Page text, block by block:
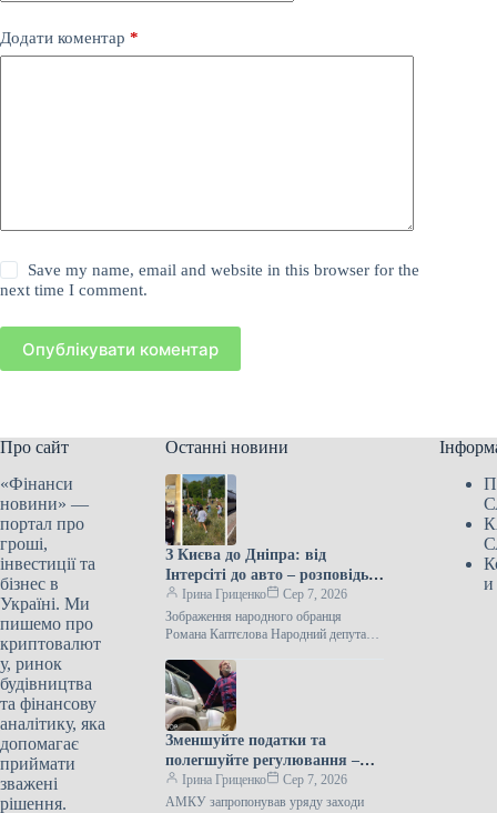
Додати коментар *
Save my name, email and website in this browser for the
next time I comment.
Опублікувати коментар
Про сайт
«Фінанси
новини» —
портал про
гроші,
інвестиції та
бізнес в
Україні. Ми
пишемо про
криптовалют
у, ринок
будівництва
та фінансову
аналітику, яка
допомагає
приймати
зважені
рішення.
Останні новини
З Києва до Дніпра: від
Інтерсіті до авто – розповідь
нардепа
Ірина Гриценко
Сер 7, 2026
Зображення народного обранця
Романа Каптєлова Народний депутат
Укрзалізницею з Києва до Дніпра 6
серпня. Незважаючи…
Зменшуйте податки та
полегшуйте регулювання –
АМКУ запропонував
Корецькому шляхи зниження
Ірина Гриценко
Сер 7, 2026
АМКУ запропонував уряду заходи
и